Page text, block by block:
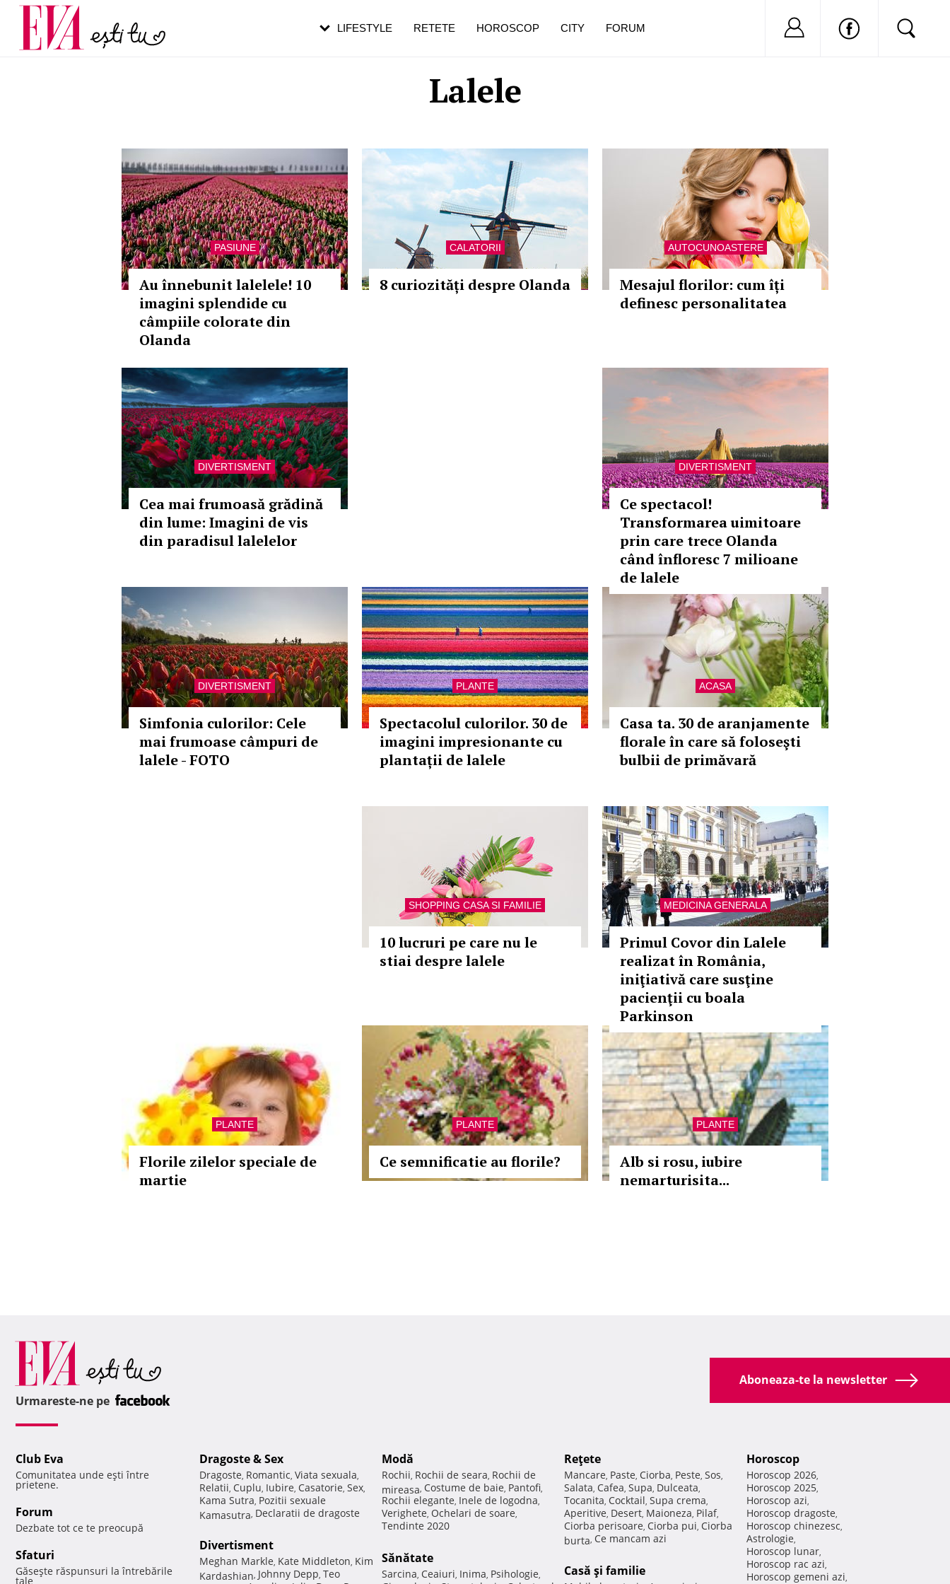
Lalele
PASIUNE
Au înnebunit lalelele! 10
imagini splendide cu
câmpiile colorate din
Olanda
CALATORII
8 curiozități despre Olanda
AUTOCUNOASTERE
Mesajul florilor: cum îți
definesc personalitatea
DIVERTISMENT
Cea mai frumoasă grădină
din lume: Imagini de vis
din paradisul lalelelor
DIVERTISMENT
Ce spectacol!
Transformarea uimitoare
prin care trece Olanda
când înfloresc 7 milioane
de lalele
DIVERTISMENT
Simfonia culorilor: Cele
mai frumoase câmpuri de
lalele - FOTO
PLANTE
Spectacolul culorilor. 30 de
imagini impresionante cu
plantații de lalele
ACASA
Casa ta. 30 de aranjamente
florale în care să foloseşti
bulbii de primăvară
SHOPPING CASA SI FAMILIE
10 lucruri pe care nu le
stiai despre lalele
MEDICINA GENERALA
Primul Covor din Lalele
realizat în România,
iniţiativă care susţine
pacienţii cu boala
Parkinson
PLANTE
Florile zilelor speciale de
martie
PLANTE
Ce semnificatie au florile?
PLANTE
Alb si rosu, iubire
nemarturisita...
LIFESTYLE RETETE HOROSCOP CITY FORUM Nu ai cont?
Carieră
Actualitate
pe măsură ce înaintezi în vârstă
Aboneaza-te la newsletter
Urmareste-ne pe
Club Eva
Comunitatea unde eşti între
prietene.
Forum
Dezbate tot ce te preocupă
Sfaturi
Găseşte răspunsuri la întrebările
tale
Dragoste & Sex
Dragoste, Romantic, Viata sexuala,
Relatii, Cuplu, Iubire, Casatorie, Sex,
Kama Sutra, Pozitii sexuale
Kamasutra, Declaratii de dragoste
Divertisment
Meghan Markle, Kate Middleton, Kim
Kardashian, Johnny Depp, Teo
Modă
Rochii, Rochii de seara, Rochii de
mireasa, Costume de baie, Pantofi,
Rochii elegante, Inele de logodna,
Verighete, Ochelari de soare,
Tendinte 2020
Sănătate
Sarcina, Ceaiuri, Inima, Psihologie,
Reţete
Mancare, Paste, Ciorba, Peste, Sos,
Salata, Cafea, Supa, Dulceata,
Tocanita, Cocktail, Supa crema,
Aperitive, Desert, Maioneza, Pilaf,
Ciorba perisoare, Ciorba pui, Ciorba
burta, Ce mancam azi
Casă şi familie
Horoscop
Horoscop 2026,
Horoscop 2025,
Horoscop azi,
Horoscop dragoste,
Horoscop chinezesc,
Astrologie,
Horoscop lunar,
Horoscop rac azi,
Horoscop gemeni azi,